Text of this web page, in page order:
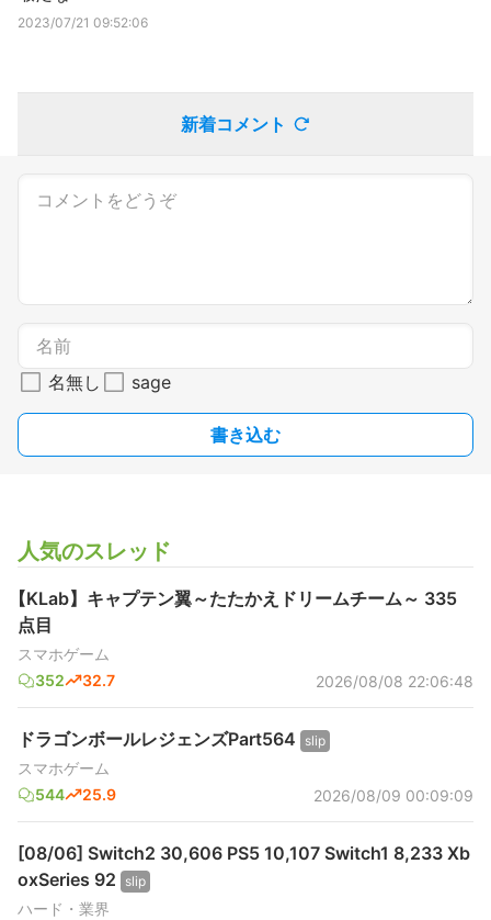
2023/07/21 09:52:06
新着コメント
名無し sage
書き込む
人気のスレッド
【KLab】キャプテン翼～たたかえドリームチーム～ 335
点目
スマホゲーム
352
32.7 2026/08/08 22:06:48
ドラゴンボールレジェンズPart564 slip
スマホゲーム
544
25.9 2026/08/09 00:09:09
[08/06] Switch2 30,606 PS5 10,107 Switch1 8,233 Xb
oxSeries 92
slip
ハード・業界